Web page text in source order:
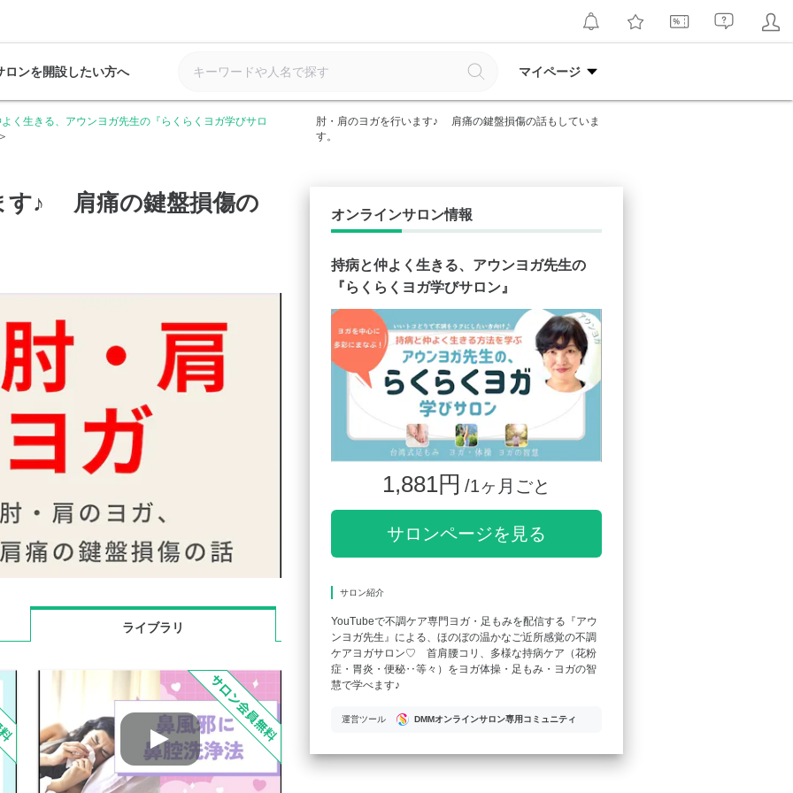
ロンを開設したい方へ マイページ
く生きる、アウンヨガ先生の『らくらくヨガ学びサロ
肘・肩のヨガを行います♪ 肩痛の鍵盤損傷の話もしていま
す。
す♪ 肩痛の鍵盤損傷の
ライブラリ
オンラインサロン情報
持病と仲よく生きる、アウンヨガ先生の
『らくらくヨガ学びサロン』
1,881円 /1ヶ月ごと
サロンページを見る
サロン紹介
YouTubeで不調ケア専門ヨガ・足もみを配信する『アウ
ンヨガ先生』による、ほのぼの温かなご近所感覚の不調
ケアヨガサロン♡ 首肩腰コリ、多様な持病ケア（花粉
症・胃炎・便秘‥等々）をヨガ体操・足もみ・ヨガの智
慧で学べます♪
運営ツール DMMオンラインサロン専用コミュニティ